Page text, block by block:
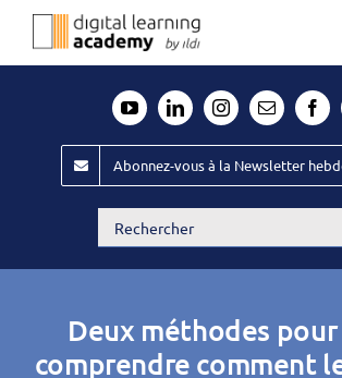
Passer
Évènements ILDI
Offres d’emploi
Publiez
Abonnez-vous à la Newsletter
Rechercher:
Deux méthodes
comprendre comment